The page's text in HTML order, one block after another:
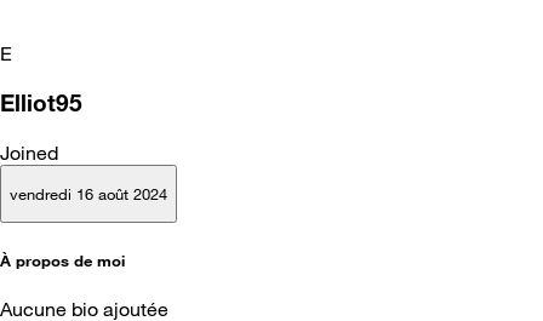
E
Elliot95
Joined
vendredi 16 août 2024
À propos de moi
Aucune bio ajoutée